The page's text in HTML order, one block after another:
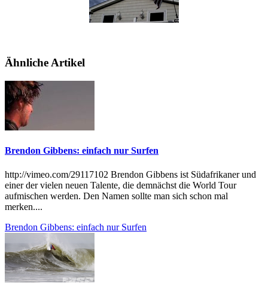
Ähnliche Artikel
Brendon Gibbens: einfach nur Surfen
http://vimeo.com/29117102 Brendon Gibbens ist Südafrikaner und
einer der vielen neuen Talente, die demnächst die World Tour
aufmischen werden. Den Namen sollte man sich schon mal
merken....
Brendon Gibbens: einfach nur Surfen